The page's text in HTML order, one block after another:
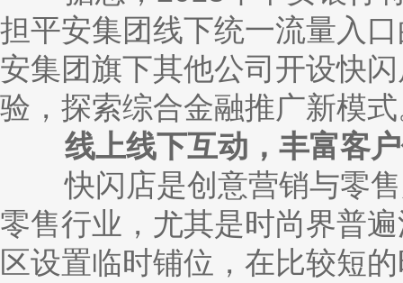
担平安集团线下统一流量入
安集团旗下其他公司开设快
验，探索综合金融推广新模
线上线下互动，丰富客户
快闪店是创意营销与零售
零售行业，尤其是时尚界普
区设置临时铺位，在比较短